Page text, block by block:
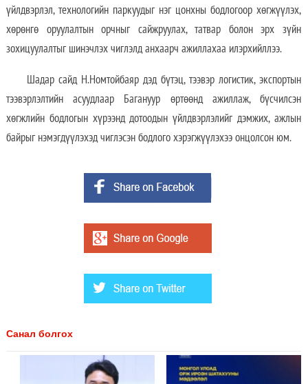
үйлдвэрлэл, технологийн паркуудыг нэг цонхны бодлогоор хөгжүүлэх,
хөрөнгө оруулалтын орчныг сайжруулах, татвар болон эрх зүйн
зохицуулалтыг шинэчлэх чиглэлд анхаарч ажиллахаа илэрхийллээ.
Шадар сайд Н.Номтойбаяр дэд бүтэц, тээвэр логистик, экспортын
тээвэрлэлтийн асуудлаар Багануур өртөөнд ажиллаж, бүсчилсэн
хөгжлийн бодлогын хүрээнд дотоодын үйлдвэрлэлийг дэмжих, ажлын
байрыг нэмэгдүүлэхэд чиглэсэн бодлого хэрэгжүүлэхээ онцолсон юм.
Санал болгох